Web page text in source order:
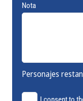
Nota
Personajes